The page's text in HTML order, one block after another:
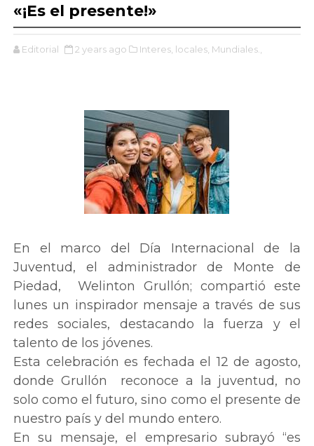
«¡Es el presente!»
Editorial 2 years ago Interes, locales, Mundiales.,
En el marco del Día Internacional de la
Juventud, el administrador de Monte de
Piedad, Welinton Grullón; compartió este
lunes un inspirador mensaje a través de sus
redes sociales, destacando la fuerza y el
talento de los jóvenes.
Esta celebración es fechada el 12 de agosto,
donde Grullón reconoce a la juventud, no
solo como el futuro, sino como el presente de
nuestro país y del mundo entero.
En su mensaje, el empresario subrayó “es